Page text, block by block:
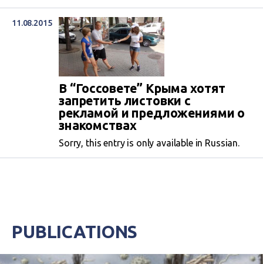
11.08.2015
В “Госсовете” Крыма хотят
запретить листовки с
рекламой и предложениями о
знакомствах
Sorry, this entry is only available in Russian.
PUBLICATIONS